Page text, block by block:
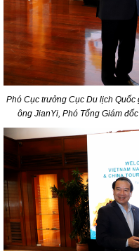
Phó Cục trưởng Cục Du lịch
ông JianYi, Phó Tổng Giám